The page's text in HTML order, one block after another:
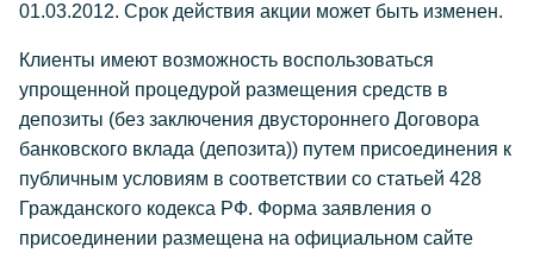
01.03.2012. Срок действия акции может быть изменен.
Клиенты имеют возможность воспользоваться
упрощенной процедурой размещения средств в
депозиты (без заключения двустороннего Договора
банковского вклада (депозита)) путем присоединения к
публичным условиям в соответствии со статьей 428
Гражданского кодекса РФ. Форма заявления о
присоединении размещена на официальном сайте